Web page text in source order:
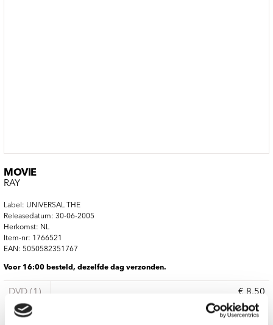
MOVIE
RAY
Label: UNIVERSAL THE
Releasedatum: 30-06-2005
Herkomst: NL
Item-nr: 1766521
EAN: 5050582351767
Voor 16:00 besteld, dezelfde dag verzonden.
DVD (1) € 8.50